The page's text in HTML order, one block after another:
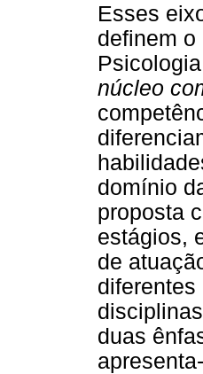
Esses
definem
núcleo
domínio
proposta
estágios,
de
duas